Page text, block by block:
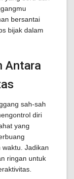
bersantai
bijak dalam
Antara
sah-sah
diri
yang
Jadikan
ringan untuk